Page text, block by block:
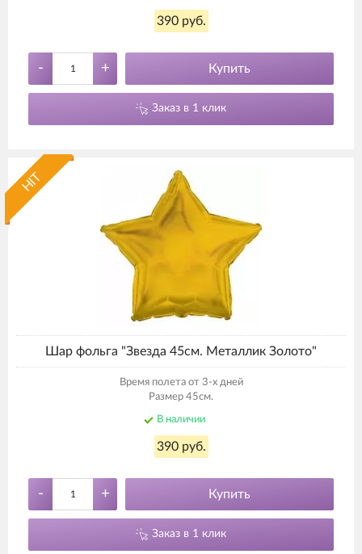
390 руб.
- + Купить
Заказ в 1 клик
HIT
Шар фольга "Звезда 45см. Металлик Золото"
Время полета от 3-х дней
Размер 45см.
В наличии
390 руб.
- + Купить
Заказ в 1 клик